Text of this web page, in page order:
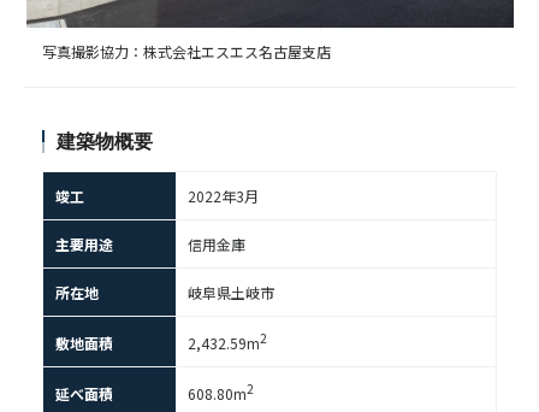
写真撮影協力：株式会社エスエス名古屋支店
建築物概要
竣工 2022年3月
主要用途 信用金庫
所在地 岐阜県土岐市
敷地面積 2,432.59m2
延べ面積 608.80m2